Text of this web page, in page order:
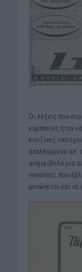
Οι λέξεις που
καμπάνιες ήταν
κουζίνες
απαλλαγμένο απ’
αναμφίβολα μια
γυναίκες, που
μειώνεται και να